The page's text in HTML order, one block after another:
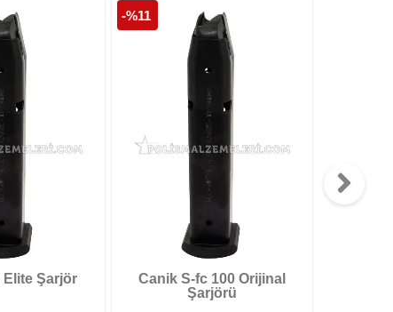
Elite Şarjör
-%11
Canik S-fc 100 Orijinal
Şarjörü